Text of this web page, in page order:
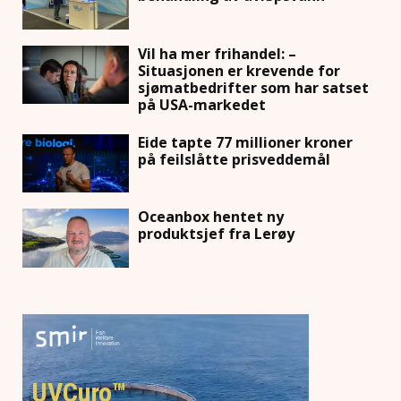
Vil ha mer frihandel: –
Situasjonen er krevende for
sjømatbedrifter som har satset
på USA-markedet
Eide tapte 77 millioner kroner
på feilslåtte prisveddemål
Oceanbox hentet ny
produktsjef fra Lerøy